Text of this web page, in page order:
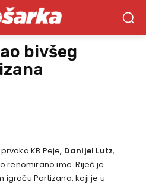
bivšeg
KB Peje, Danijel Lutz,
renomirano ime. Riječ je
igraču Partizana, koji je u